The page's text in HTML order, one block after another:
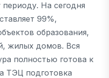
На сегодня
99%,
образования,
жилых домов. Вся
полностью готова к
ТЭЦ подготовка